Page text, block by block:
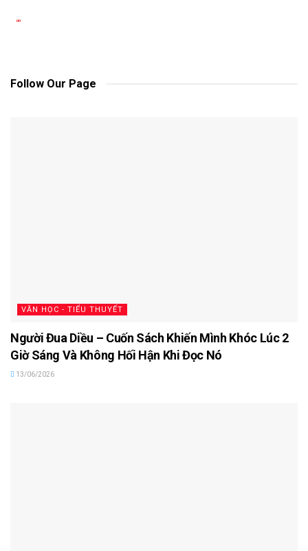
""
Follow Our Page
VĂN HỌC - TIỂU THUYẾT
Người Đua Diều – Cuốn Sách Khiến Mình Khóc Lúc 2
Giờ Sáng Và Không Hối Hận Khi Đọc Nó
13/06/2026